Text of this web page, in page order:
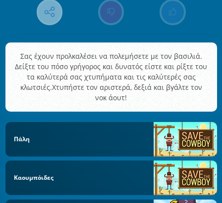
Σας έχουν προλκαλέσει να πολεμήσετε με τον βασιλιά.
Δείξτε του πόσο γρήγορος και δυνατός είστε και ρίξτε του
τα καλύτερά σας χτυπήματα και τις καλύτερές σας
κλωτσιές.Χτυπήστε τον αριστερά, δεξιά και βγάλτε τον
νοκ άουτ!
Πάλη
Καουμπόιδες